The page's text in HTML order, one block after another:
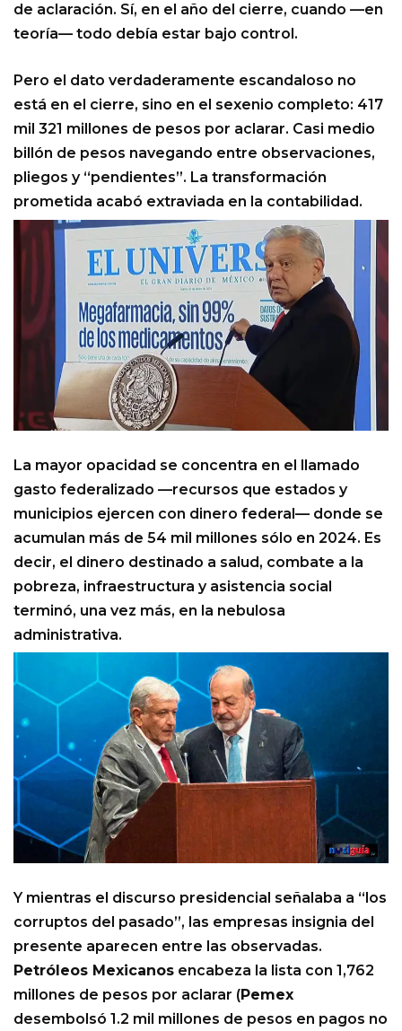
de aclaración. Sí, en el año del cierre, cuando —en
teoría— todo debía estar bajo control.
Pero el dato verdaderamente escandaloso no
está en el cierre, sino en el sexenio completo: 417
mil 321 millones de pesos por aclarar. Casi medio
billón de pesos navegando entre observaciones,
pliegos y “pendientes”. La transformación
prometida acabó extraviada en la contabilidad.
La mayor opacidad se concentra en el llamado
gasto federalizado —recursos que estados y
municipios ejercen con dinero federal— donde se
acumulan más de 54 mil millones sólo en 2024. Es
decir, el dinero destinado a salud, combate a la
pobreza, infraestructura y asistencia social
terminó, una vez más, en la nebulosa
administrativa.
Y mientras el discurso presidencial señalaba a “los
corruptos del pasado”, las empresas insignia del
presente aparecen entre las observadas.
Petróleos Mexicanos encabeza la lista con 1,762
millones de pesos por aclarar (Pemex
desembolsó 1.2 mil millones de pesos en pagos no